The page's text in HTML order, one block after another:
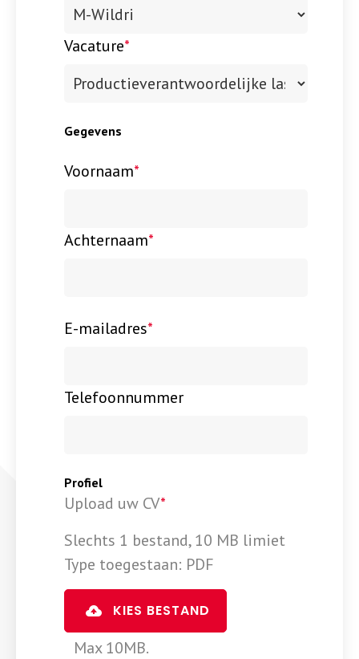
Vacature*
Gegevens
Voornaam*
Achternaam*
E-mailadres*
Telefoonnummer
Profiel
Upload uw CV*
Slechts 1 bestand, 10 MB limiet
Type toegestaan: PDF
KIES BESTAND
Max 10MB.